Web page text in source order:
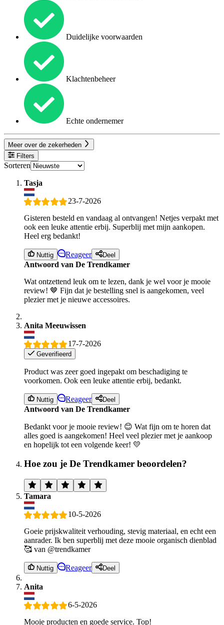
Duidelijke voorwaarden
Klachtenbeheer
Echte ondernemer
Meer over de zekerheden
Filters
Sorteren
Tasja
23-7-2026
Gisteren besteld en vandaag al ontvangen! Netjes verpakt met
ook een leuke attentie erbij. Superblij met mijn aankopen.
Heel erg bedankt!
Nuttig Reageer Deel
Antwoord van De Trendkamer
Wat ontzettend leuk om te lezen, dank je wel voor je mooie
review! 🤎 Fijn dat je bestelling snel is aangekomen, veel
plezier met je nieuwe accessoires.
Anita Meeuwissen
17-7-2026
Geverifieerd
Product was zeer goed ingepakt om beschadiging te
voorkomen. Ook een leuke attentie erbij, bedankt.
Nuttig Reageer Deel
Antwoord van De Trendkamer
Bedankt voor je mooie review! 😊 Wat fijn om te horen dat
alles goed is aangekomen! Heel veel plezier met je aankoop
en hopelijk tot een volgende keer! 💛
Hoe zou je De Trendkamer beoordelen?
Tamara
10-5-2026
Goeie prijskwaliteit verhouding, stevig materiaal, en echt een
aanrader. Ik ben superblij met deze mooie organisch dienblad
🥰 van @trendkamer
Nuttig Reageer Deel
Anita
6-5-2026
Mooie producten en goede service. Top!